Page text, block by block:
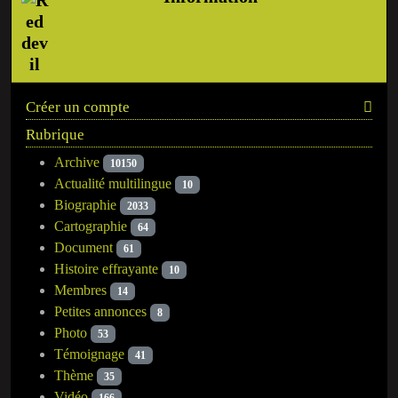
Créer un compte
Rubrique
Archive 10150
Actualité multilingue 10
Biographie 2033
Cartographie 64
Document 61
Histoire effrayante 10
Membres 14
Petites annonces 8
Photo 53
Témoignage 41
Thème 35